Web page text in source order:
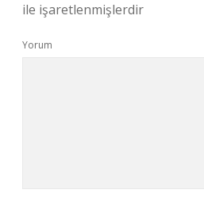
ile işaretlenmişlerdir
Yorum